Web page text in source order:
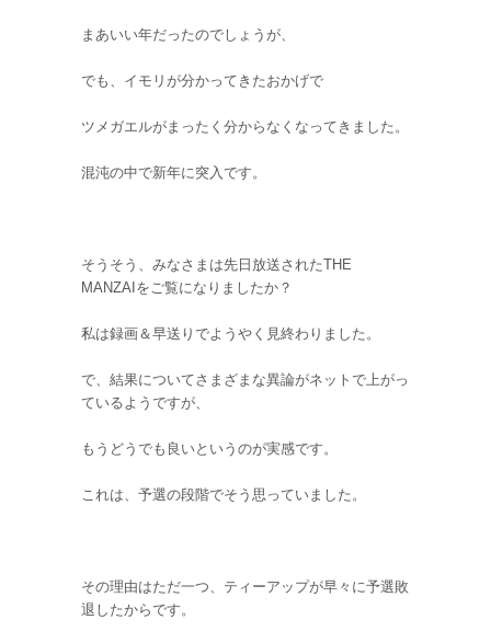
まあいい年だったのでしょうが、
でも、イモリが分かってきたおかげで
ツメガエルがまったく分からなくなってきました。
混沌の中で新年に突入です。
そうそう、みなさまは先日放送されたTHE
MANZAIをご覧になりましたか？
私は録画＆早送りでようやく見終わりました。
で、結果についてさまざまな異論がネットで上がっ
ているようですが、
もうどうでも良いというのが実感です。
これは、予選の段階でそう思っていました。
その理由はただ一つ、ティーアップが早々に予選敗
退したからです。